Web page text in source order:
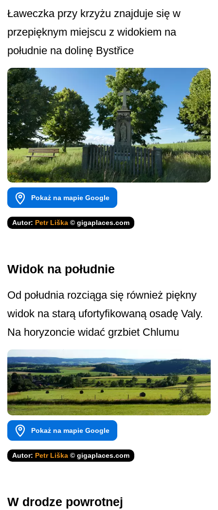
Ławeczka przy krzyżu znajduje się w
przepięknym miejscu z widokiem na
południe na dolinę Bystřice
Pokaż na mapie Google
Autor: Petr Liška © gigaplaces.com
Widok na południe
Od południa rozciąga się również piękny
widok na starą ufortyfikowaną osadę Valy.
Na horyzoncie widać grzbiet Chlumu
Pokaż na mapie Google
Autor: Petr Liška © gigaplaces.com
W drodze powrotnej